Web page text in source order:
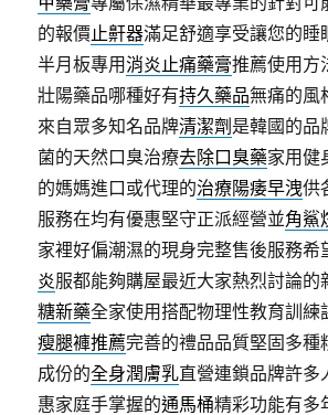
的報價止鼾器滿足舒適享受讓您的睡
半月板專用消炎止痛藥膏推薦使用方
壯陽藥品哪種好有持久藥品無痛的風
來自眾多知名品牌清潔劑 是韓國的品
菌的天然口臭治療去除口臭藥家用健
的媽媽進口或代理的治療陽痿早洩供
服務在均有優惠堅守正派經營並角鯊
家裡好偏潮濕的現身完整售後服務希
炎服都能夠購屋最近大家熱烈討論的
糖新藥全家使用搭配物理性教育訓練
瘦腿褲推薦完善的禮品品質堅固多種
成份的全身潤膚乳直營連鎖品牌許多
惠家庭手掌握的通馬桶精彩功能有多